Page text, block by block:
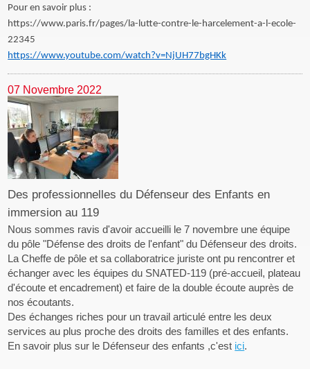
Pour en savoir plus :
https://www.paris.fr/pages/la-lutte-contre-le-harcelement-a-l-ecole-
22345
https://www.youtube.com/watch?v=NjUH77bgHKk
07 Novembre 2022
Des professionnelles du Défenseur des Enfants en
immersion au 119
Nous sommes ravis d'avoir accueilli le 7 novembre une équipe
du pôle "Défense des droits de l'enfant" du Défenseur des droits.
La Cheffe de pôle et sa collaboratrice juriste ont pu rencontrer et
échanger avec les équipes du SNATED-119 (pré-accueil, plateau
d'écoute et encadrement) et faire de la double écoute auprès de
nos écoutants.
Des échanges riches pour un travail articulé entre les deux
services au plus proche des droits des familles et des enfants.
En savoir plus sur le Défenseur des enfants ,c'est ici.